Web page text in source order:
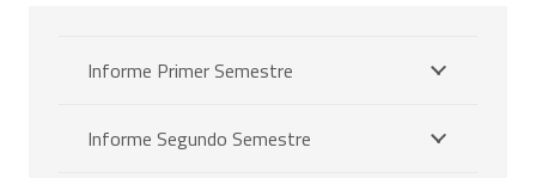
Informe Primer Semestre
Informe Segundo Semestre